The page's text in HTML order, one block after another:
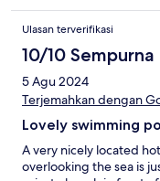
Ulasan terverifikasi
10/10 Sempurna
5 Agu 2024
Terjemahkan dengan
Lovely swimming
A very nicely located
overlooking the sea is